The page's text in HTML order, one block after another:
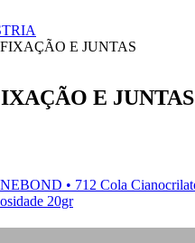
E JUNTAS
E JUNTAS